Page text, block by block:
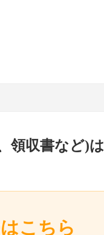
領収書など)は
こちら